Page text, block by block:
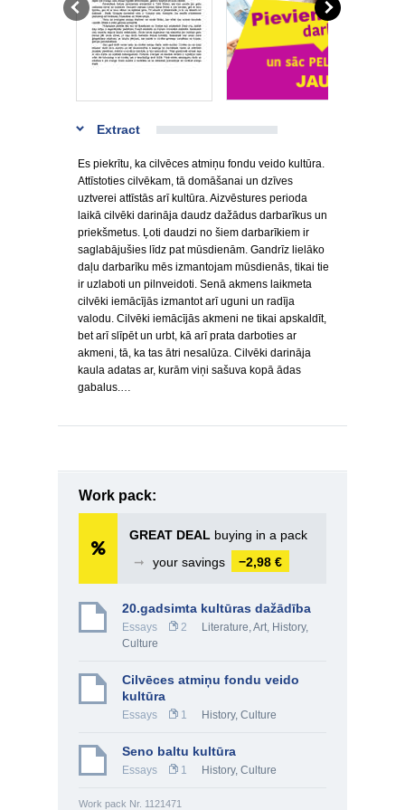
Extract
Es piekrītu, ka cilvēces atmiņu fondu veido kultūra.
Attīstoties cilvēkam, tā domāšanai un dzīves
uztverei attīstās arī kultūra. Aizvēstures perioda
laikā cilvēki darināja daudz dažādus darbarīkus un
priekšmetus. Ļoti daudzi no šiem darbarīkiem ir
saglabājušies līdz pat mūsdienām. Gandrīz lielāko
daļu darbarīku mēs izmantojam mūsdienās, tikai tie
ir uzlaboti un pilnveidoti. Senā akmens laikmeta
cilvēki iemācījās izmantot arī uguni un radīja
valodu. Cilvēki iemācījās akmeni ne tikai apskaldīt,
bet arī slīpēt un urbt, kā arī prata darboties ar
akmeni, tā, ka tas ātri nesalūza. Cilvēki darināja
kaula adatas ar, kurām viņi sašuva kopā ādas
gabalus.…
Work pack:
GREAT DEAL buying in a pack
➞
your savings −2,98 €
20.gadsimta kultūras dažādība
Essays 2 Literature,Art, History,
Culture
Cilvēces atmiņu fondu veido
kultūra
Essays 1 History, Culture
Seno baltu kultūra
Essays 1 History, Culture
Work pack Nr. 1121471